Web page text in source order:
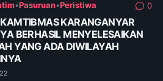
•Pasuruan•Peristiwa 0
KARANGANYAR
BERHASIL MENYELESAIKAN
YANG ADA DIWILAYAH